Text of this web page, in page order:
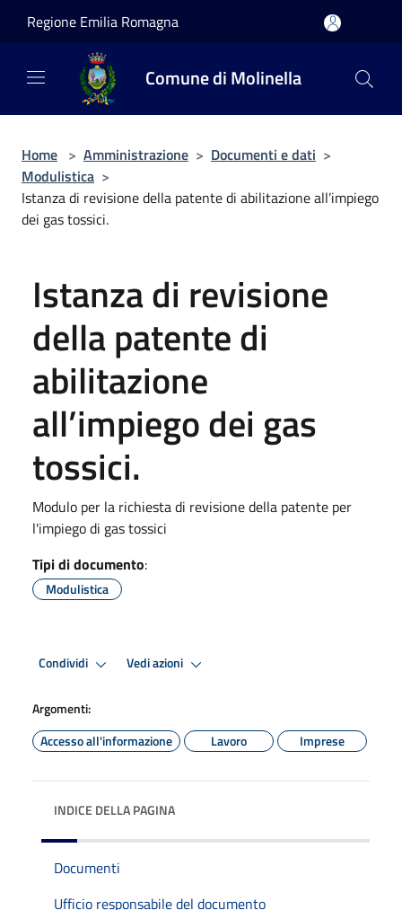
Regione Emilia Romagna
Comune di Molinella
Home > Amministrazione > Documenti e dati >
Modulistica >
Istanza di revisione della patente di abilitazione all’impiego
dei gas tossici.
Istanza di revisione
della patente di
abilitazione
all’impiego dei gas
tossici.
Modulo per la richiesta di revisione della patente per
l'impiego di gas tossici
Tipi di documento:
Modulistica
Condividi Vedi azioni
Argomenti:
Accesso all'informazione
Lavoro Imprese
INDICE DELLA PAGINA
Documenti
Ufficio responsabile del documento